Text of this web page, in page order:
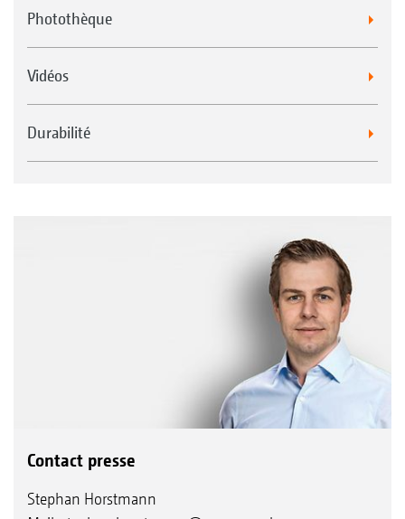
Photothèque
Vidéos
Durabilité
Contact presse
Stephan Horstmann